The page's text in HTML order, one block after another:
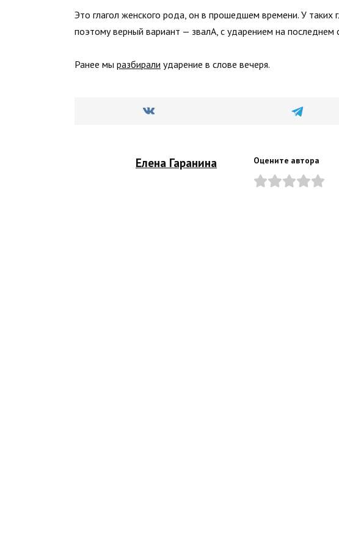
Это глагол женского рода, он в прошедшем времени. У таких
поэтому верный вариант — звалА, с ударением на последнем
Ранее мы разбирали ударение в слове вечеря.
Елена Гаранина Оцените автора